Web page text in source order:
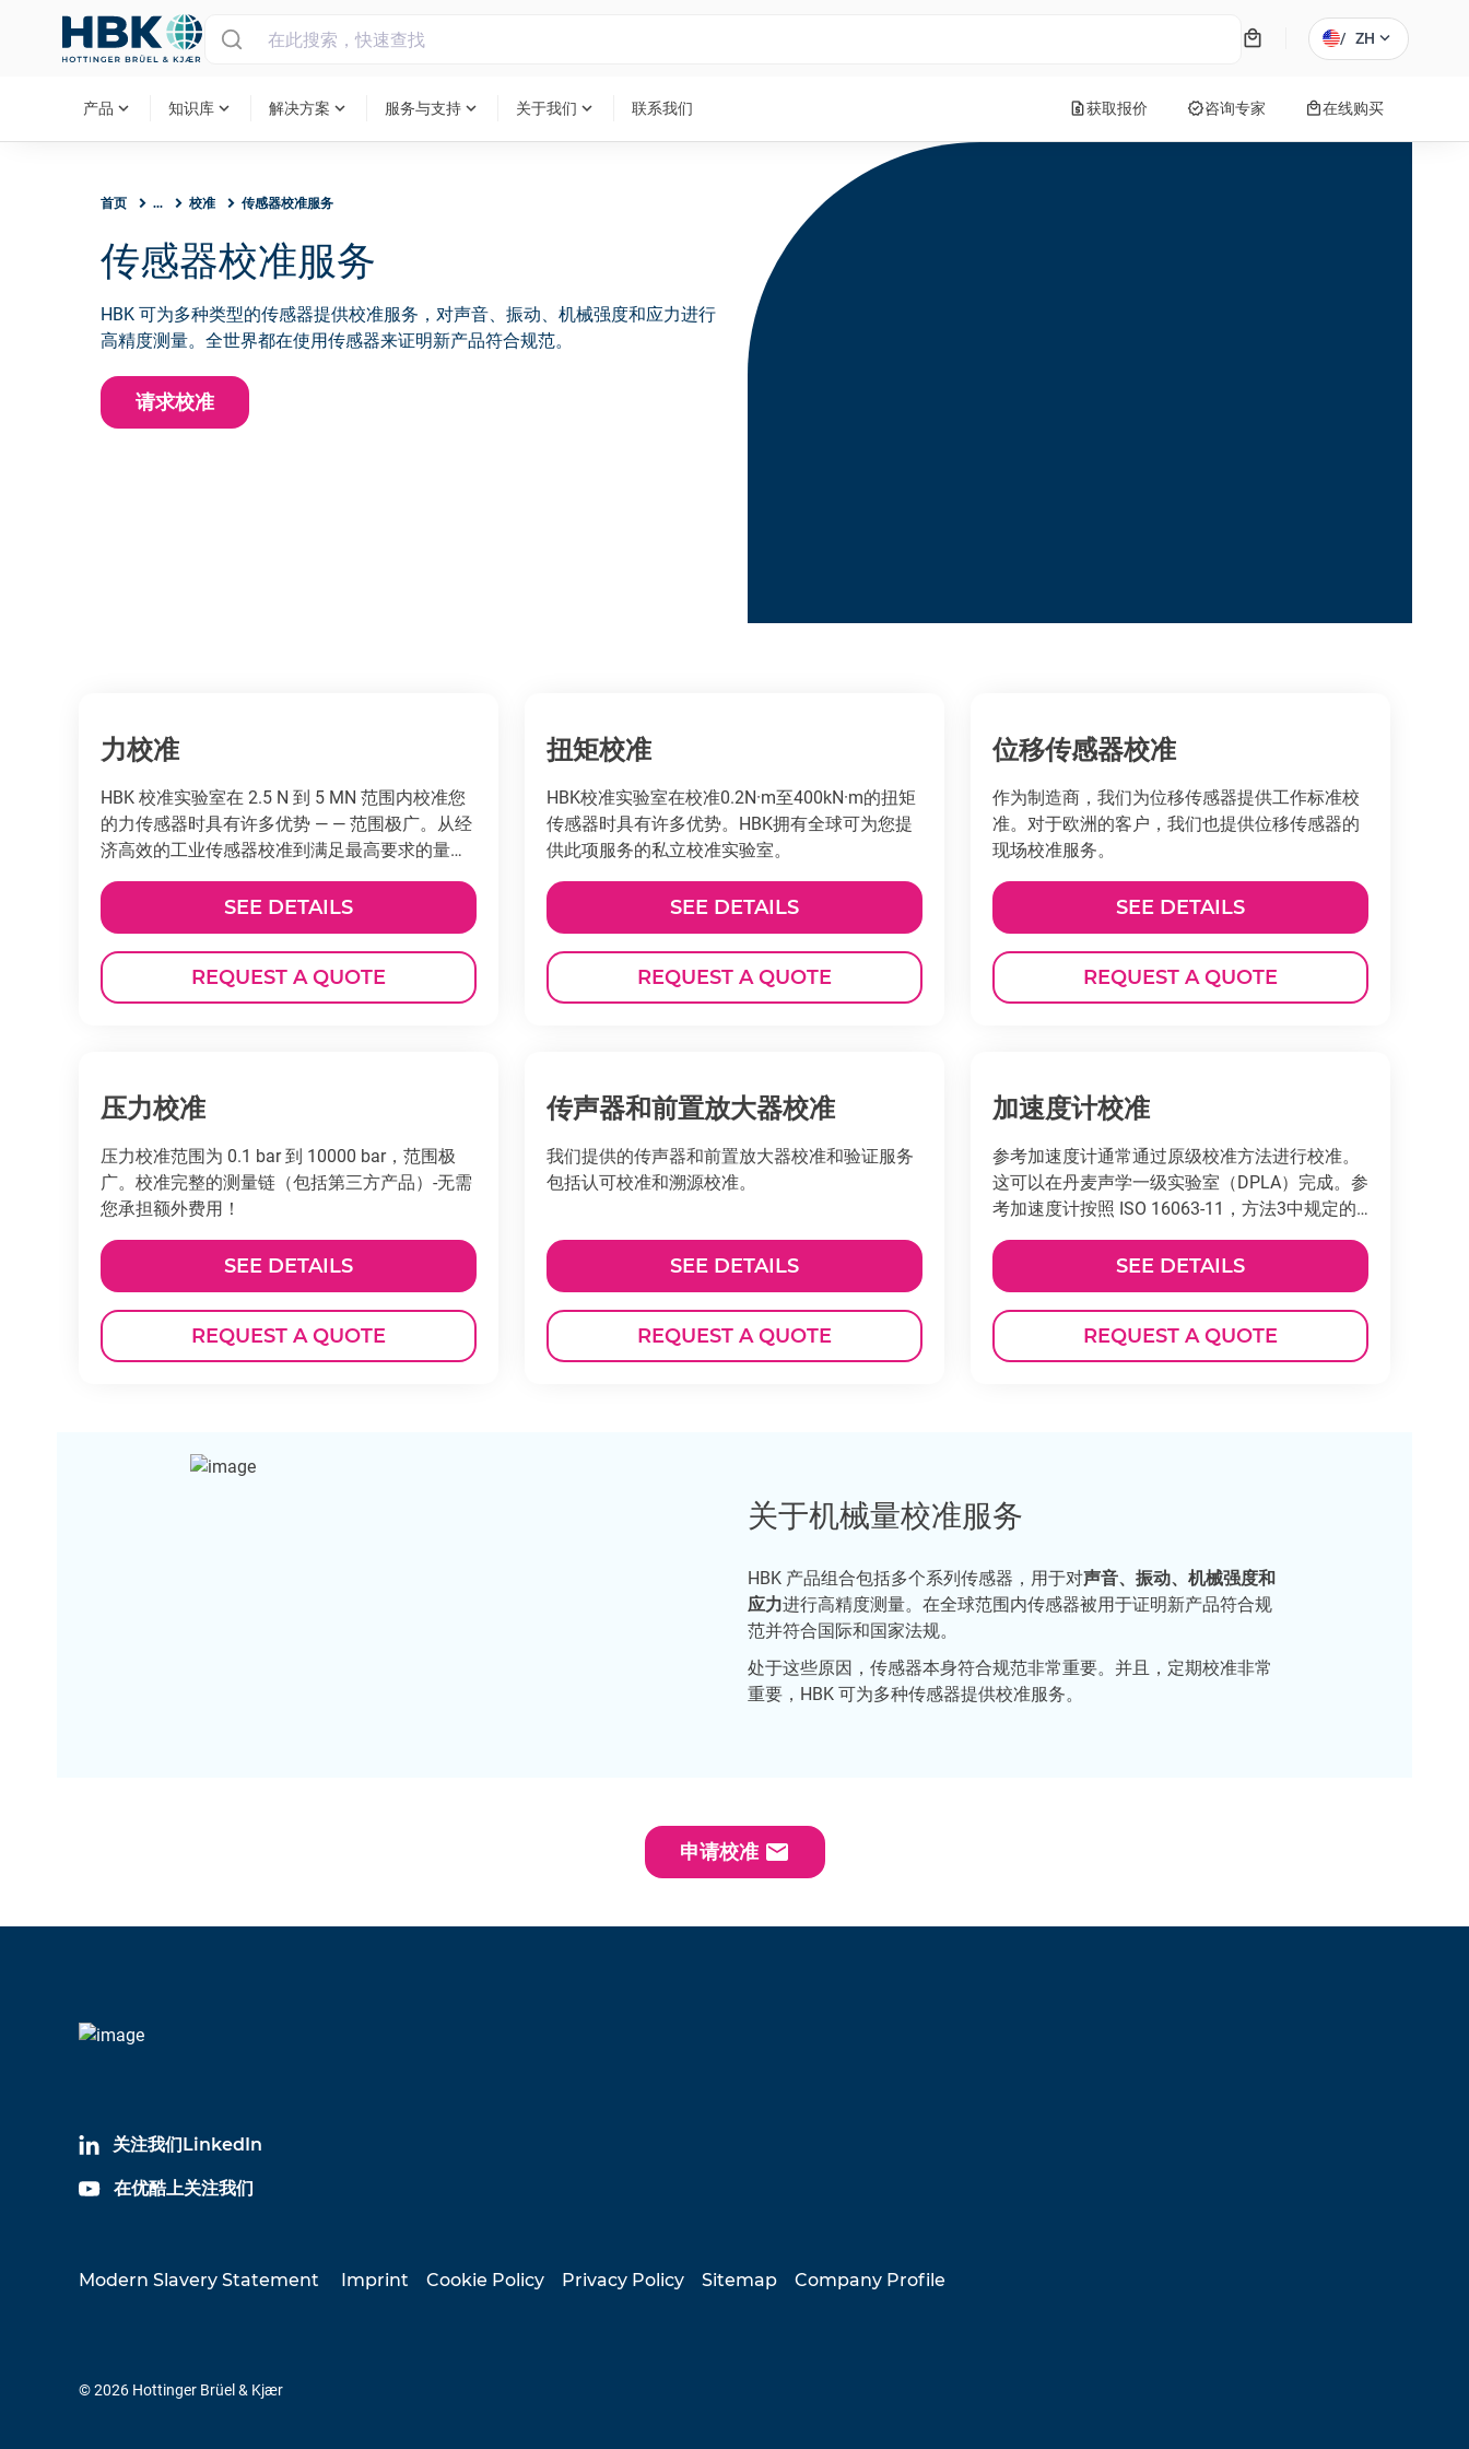
local_mall / ZH expand_more
产品 expand_more 知识库 expand_more 解决方案 expand_more 服务与支持 expand_more 关于我们 expand_more 联系我们 request_quote获取报价 verified咨询专家 local_mall在线购买
首页 ... 校准 传感器校准服务
传感器校准服务
HBK 可为多种类型的传感器提供校准服务，对声音、振动、机械强度和应力进行
高精度测量。全世界都在使用传感器来证明新产品符合规范。
请求校准
力校准
HBK 校准实验室在 2.5 N 到 5 MN 范围内校准您
的力传感器时具有许多优势 — — 范围极广。从经
济高效的工业传感器校准到满足最高要求的量值
传递。
SEE DETAILS
REQUEST A QUOTE
扭矩校准
HBK校准实验室在校准0.2N·m至400kN·m的扭矩
传感器时具有许多优势。HBK拥有全球可为您提
供此项服务的私立校准实验室。
SEE DETAILS
REQUEST A QUOTE
位移传感器校准
作为制造商，我们为位移传感器提供工作标准校
准。对于欧洲的客户，我们也提供位移传感器的
现场校准服务。
SEE DETAILS
REQUEST A QUOTE
压力校准
压力校准范围为 0.1 bar 到 10000 bar，范围极
广。校准完整的测量链（包括第三方产品）-无需
您承担额外费用！
SEE DETAILS
REQUEST A QUOTE
传声器和前置放大器校准
我们提供的传声器和前置放大器校准和验证服务
包括认可校准和溯源校准。
SEE DETAILS
REQUEST A QUOTE
加速度计校准
参考加速度计通常通过原级校准方法进行校准。
这可以在丹麦声学一级实验室（DPLA）完成。参
考加速度计按照 ISO 16063-11，方法3中规定的
要求使用激光干涉测量法进行校准。
SEE DETAILS
REQUEST A QUOTE
关于机械量校准服务
HBK 产品组合包括多个系列传感器，用于对声音、振动、机械强度和
应力进行高精度测量。在全球范围内传感器被用于证明新产品符合规
范并符合国际和国家法规。
处于这些原因，传感器本身符合规范非常重要。并且，定期校准非常
重要，HBK 可为多种传感器提供校准服务。
申请校准 email
关注我们LinkedIn
在优酷上关注我们
Modern Slavery Statement Imprint Cookie Policy Privacy Policy Sitemap Company Profile
© 2026 Hottinger Brüel & Kjær